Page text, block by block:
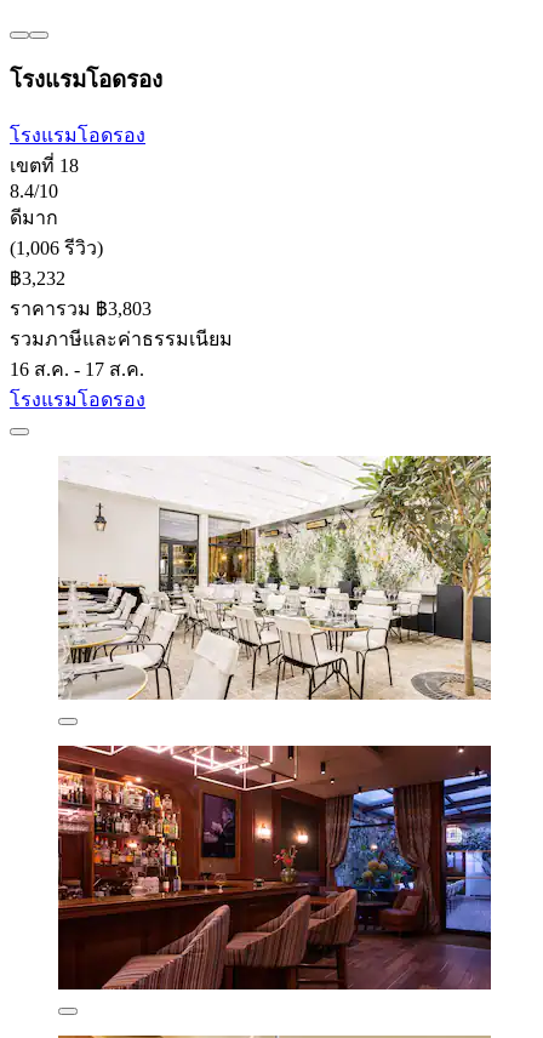
โรงแรมโอดรอง
โรงแรมโอดรอง
เขตที่ 18
8.4/10
ดีมาก
(1,006 รีวิว)
฿3,232
ราคารวม ฿3,803
รวมภาษีและค่าธรรมเนียม
16 ส.ค. - 17 ส.ค.
โรงแรมโอดรอง